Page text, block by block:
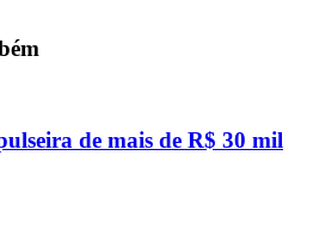
de mais de R$ 30 mil